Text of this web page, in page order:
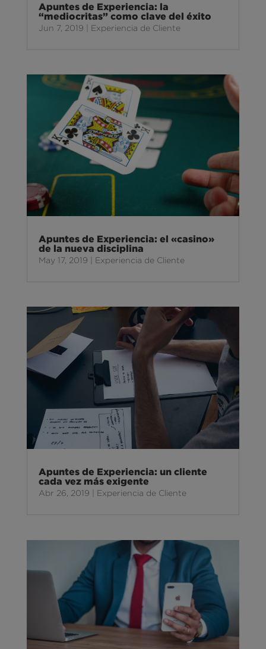
Apuntes de Experiencia: la
“mediocritas” como clave del éxito
Jun 7, 2019 Experiencia de Cliente
Apuntes de Experiencia: el «casino»
de la nueva disciplina
May 17, 2019 Experiencia de Cliente
Apuntes de Experiencia: un cliente
cada vez más exigente
Abr 26, 2019 Experiencia de Cliente